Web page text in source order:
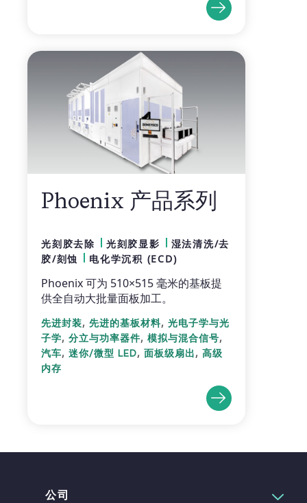
Phoenix 产品系列
光刻胶去除 光刻胶显影
湿法清洗/去
胶/刻蚀
电化学沉积 (ECD)
Phoenix 可为 510×515 毫米的基板提
供全自动大批量面板加工。
先进封装, 先进的基板材料, 光电子学与光
子学, 分立与功率器件, 模拟与混合信号,
汽车, 迷你/微型 LED, 面板级扇出, 高级
内存
公司